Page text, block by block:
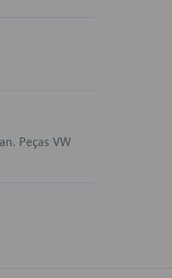
Peças VW